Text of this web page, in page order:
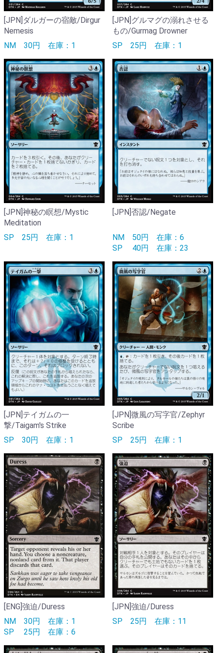
[JPN]ダルガーの宿敵/Dirgur
Nemesis
NM 30円 在庫：1
[JPN]グルマグの溺れさせる
もの/Gurmag Drowner
SP 25円 在庫：1
[JPN]神秘の瞑想/Mystic
Meditation
SP 25円 在庫：1
[JPN]否認/Negate
NM 50円 在庫：6
SP
40円 在庫：23
[JPN]テイガムの一
撃/Taigam's Strike
SP 30円 在庫：1
[JPN]微風の写字官/Zephyr
Scribe
SP 25円 在庫：1
[ENG]強迫/Duress
NM 30円 在庫：1
SP
25円 在庫：6
[JPN]強迫/Duress
SP 25円 在庫：11